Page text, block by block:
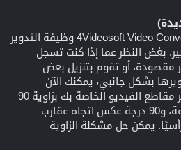
يضيف برنامج 4Videosoft Video Converter Ultimate وظيفة التدوير
بغض النظر عما إذا كنت تسجل
مقصودة، أو تقوم بتنزيل بعض
بشكل جانبي، يمكنك الآن
استخدام هذا البرنامج لتدوير مقاطع الفيديو الخاصة بك بزاوية 90
درجة في اتجاه عقارب الساعة، و90 درجة عكس اتجاه عقارب
يمكن حل مشكلة الزاوية